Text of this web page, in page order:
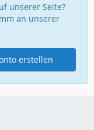
unserer Seite?
an unserer
erstellen